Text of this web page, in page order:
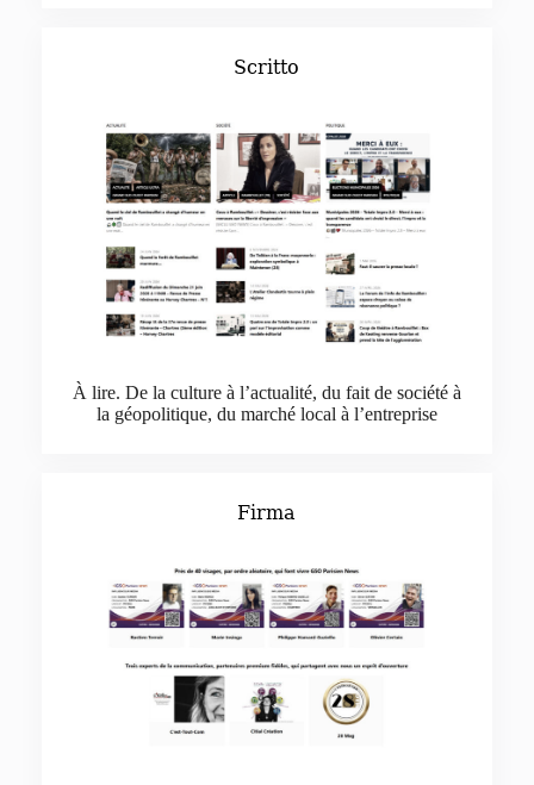
Scritto
À lire. De la culture à l’actualité, du fait de société à
la géopolitique, du marché local à l’entreprise
Firma